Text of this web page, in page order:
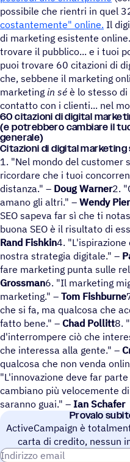
possibile che rientri in quel
costantemente" online. Il
di marketing esistente
trovare il pubblico... e i tuoi
puoi trovare 60 citazioni di
che, sebbene il marketing
marketing in sé è lo stesso
contatto con i clienti... nel
60 cita­zioni di digital
(e potreb­bero cambiare il
generale)
Citazioni di digital
1. "Nel mondo del customer
ricordare che i tuoi
distanza." – Doug Warner2.
amano gli altri." – Wendy
SEO sapeva far sì che ti
buona SEO è il risultato di
Rand Fishkin4.
nostra strategia digitale." –
fare marketing punta sulle
Grossman6. "Il marketing
marketing." – Tom Fishburne
che si fa, ma qualcosa che
fatto bene." – Chad Pollitt8.
d'interrompere ciò che
che interessa alla gente." –
qualcosa che non venda
"L'innovazione deve far
cambiano più velocemente
saranno guai." – Ian Schafer
Provalo
ActiveCampaign è
carta di credito, nessun